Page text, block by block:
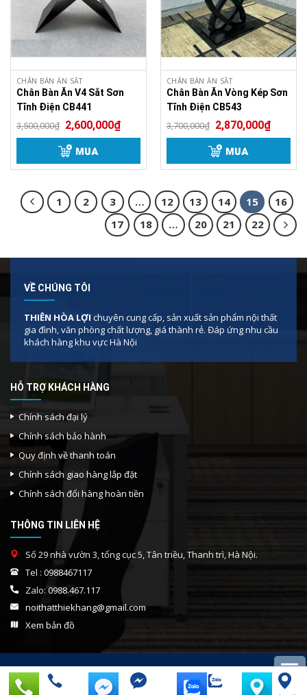
CHÂN BÀN ĂN SẮT
Chân Bàn Ăn V4 Sắt Sơn
Tĩnh Điện CB441
3,500,000₫ 2,600,000₫
MUA
CHÂN BÀN ĂN SẮT
Chân Bàn Ăn Vòng Kép Sơn
Tĩnh Điện CB543
3,700,000₫ 2,870,000₫
MUA
1 2 3 … 12 13 14 15
16
17
18 … 20 21 22
VỀ CHÚNG TÔI
THIÊN HÒA LỢI chuyên cung cấp, sản xuất sản phẩm nội thất
gia đình, văn phòng chất lượng, giá thành rẻ. Đáp ứng nhu cầu
khách hàng khu vực Hà Nội
HỖ TRỢ KHÁCH HÀNG
Chính sách đại lý
Chính sách bảo hành
Quy định về thanh toán
Chính sách giao hàng lắp đặt
Chính sách đổi hàng hoàn tiền
THÔNG TIN LIÊN HỆ
Số 29 nhà vườn 3, tổng cục 5, Tân triều, Thanh trì, Hà Nội.
Tel : 0988467117
Zalo:0988.467.117
noithatthiekhang@gmail.com
Xem bản đồ
Copyright 2026 ©NỘI THẤT THIÊN HÒA LỢI. All rights
reserved 2010-2022.